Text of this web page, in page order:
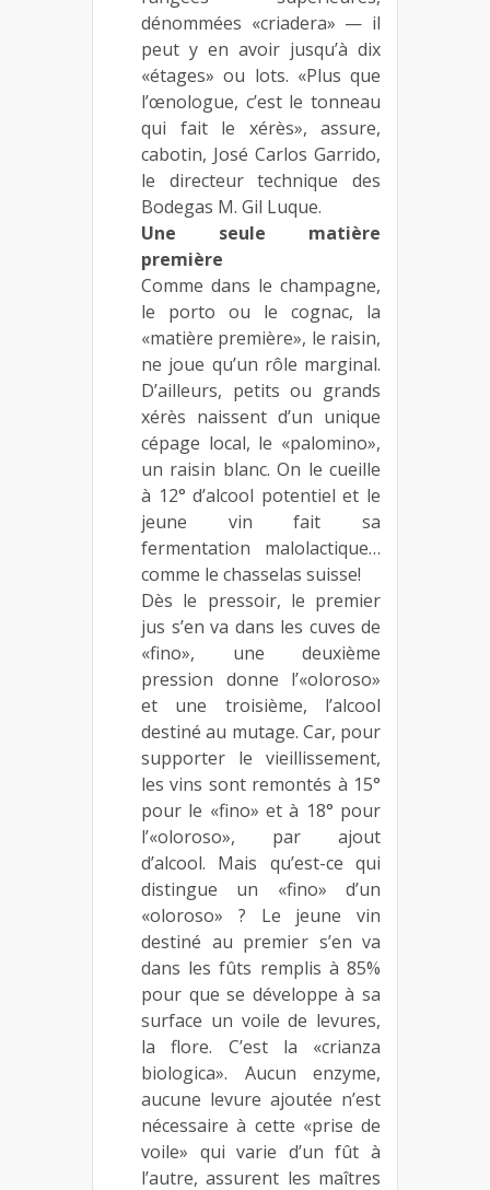
dénommées «criadera» — il
peut y en avoir jusqu’à dix
«étages» ou lots. «Plus que
l’œnologue, c’est le tonneau
qui fait le xérès», assure,
cabotin, José Carlos Garrido,
le directeur technique des
Bodegas M. Gil Luque.
Une seule matière
première
Comme dans le champagne,
le porto ou le cognac, la
«matière première», le raisin,
ne joue qu’un rôle marginal.
D’ailleurs, petits ou grands
xérès naissent d’un unique
cépage local, le «palomino»,
un raisin blanc. On le cueille
à 12° d’alcool potentiel et le
jeune vin fait sa
fermentation malolactique…
comme le chasselas suisse!
Dès le pressoir, le premier
jus s’en va dans les cuves de
«fino», une deuxième
pression donne l’«oloroso»
et une troisième, l’alcool
destiné au mutage. Car, pour
supporter le vieillissement,
les vins sont remontés à 15°
pour le «fino» et à 18° pour
l’«oloroso», par ajout
d’alcool. Mais qu’est-ce qui
distingue un «fino» d’un
«oloroso» ? Le jeune vin
destiné au premier s’en va
dans les fûts remplis à 85%
pour que se développe à sa
surface un voile de levures,
la flore. C’est la «crianza
biologica». Aucun enzyme,
aucune levure ajoutée n’est
nécessaire à cette «prise de
voile» qui varie d’un fût à
l’autre, assurent les maîtres